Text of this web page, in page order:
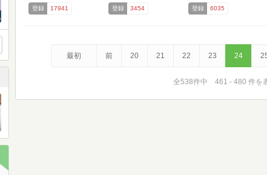
登録 17941 登録 3454 登録 6035
最初 前 20 21 22 23 24
全538件中 461 - 480 件を